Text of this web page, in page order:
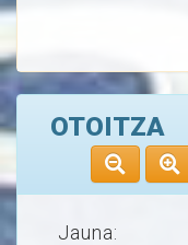
OTOITZA
Jauna: